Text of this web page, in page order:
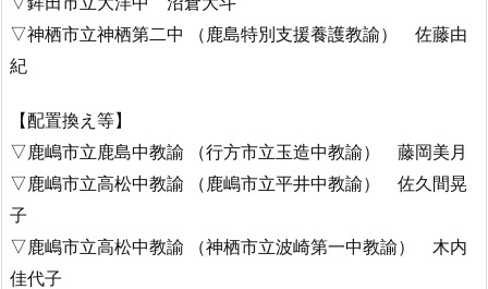
▽神栖市立神栖第二中 （鹿島特別支援養護教諭） 佐藤由
紀
【配置換え等】
▽鹿嶋市立鹿島中教諭 （行方市立玉造中教諭） 藤岡美月
▽鹿嶋市立高松中教諭 （鹿嶋市立平井中教諭） 佐久間晃
子
▽鹿嶋市立高松中教諭 （神栖市立波崎第一中教諭） 木内
佳代子